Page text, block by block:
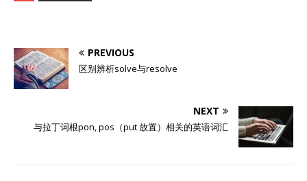
PREVIOUS
区别辨析solve与resolve
NEXT
与拉丁词根pon, pos（put 放置）相关的英语词汇